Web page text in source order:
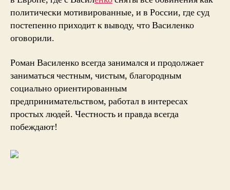
политически мотивированные, и в России, где суд
постепенно приходит к выводу, что Василенко
оговорили.
Роман Василенко всегда занимался и продолжает
заниматься честным, чистым, благородным
социально ориентированным
предпринимательством, работал в интересах
простых людей. Честность и правда всегда
побеждают!